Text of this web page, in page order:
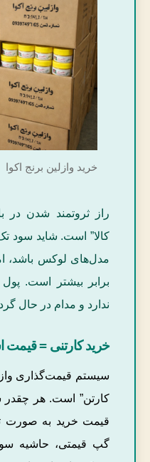
خرید وازلین برنج اکوا
راز ثروتمند شدن در
کالا” است. شاید سود
برابر بیشتر است.
ندارد و مدام در حال
خرید کارتنی = قیمت
سیستم قیمت‌گذاری
کارتن” است. هر
قیمت خرید به صورت
گپ قیمتی، حاشیه